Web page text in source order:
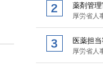
薬剤管
厚労省人
医薬担
厚労省人